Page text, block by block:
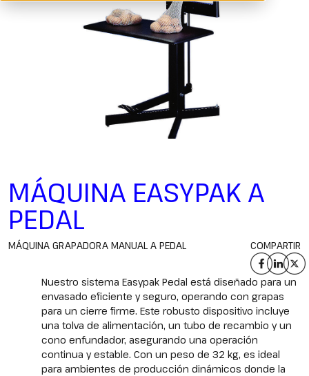
MÁQUINA EASYPAK A
PEDAL
MÁQUINA GRAPADORA MANUAL A PEDAL COMPARTIR
Nuestro sistema Easypak Pedal está diseñado para un
envasado eficiente y seguro, operando con grapas
para un cierre firme. Este robusto dispositivo incluye
una tolva de alimentación, un tubo de recambio y un
cono enfundador, asegurando una operación
continua y estable. Con un peso de 32 kg, es ideal
para ambientes de producción dinámicos donde la